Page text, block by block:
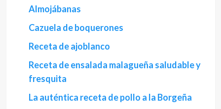
Almojábanas
Cazuela de boquerones
Receta de ajoblanco
Receta de ensalada malagueña saludable y
fresquita
La auténtica receta de pollo a la Borgeña